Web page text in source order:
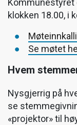
klokken 18.00, i
Se møtet
Hvem
Nysgjerrig på
se
«projektor» til